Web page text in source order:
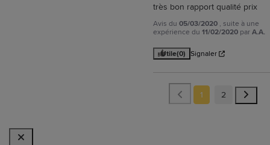
très bon rapport qualité prix
Avis du05/03/2020 , suite à une
expérience du11/02/2020 parA.A.
Utile(0) Signaler
1 2